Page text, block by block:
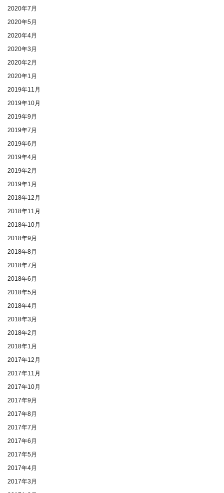
2020年7月
2020年5月
2020年4月
2020年3月
2020年2月
2020年1月
2019年11月
2019年10月
2019年9月
2019年7月
2019年6月
2019年4月
2019年2月
2019年1月
2018年12月
2018年11月
2018年10月
2018年9月
2018年8月
2018年7月
2018年6月
2018年5月
2018年4月
2018年3月
2018年2月
2018年1月
2017年12月
2017年11月
2017年10月
2017年9月
2017年8月
2017年7月
2017年6月
2017年5月
2017年4月
2017年3月